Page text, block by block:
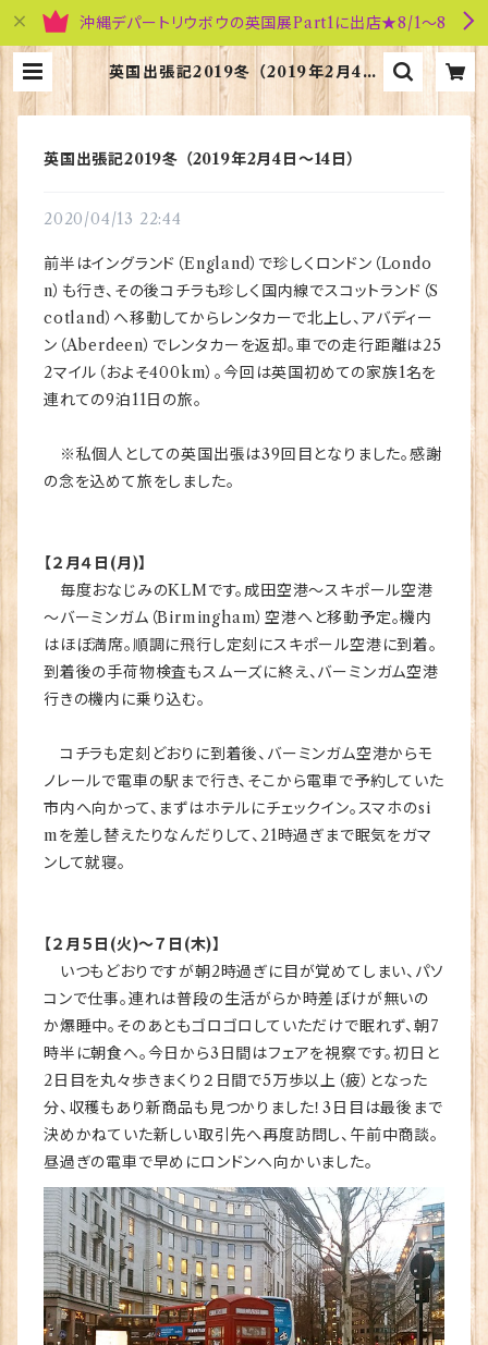
沖縄デパートリウボウの英国展Part1に出店★8/1～8
英国出張記2019冬 （2019年2月4日
～14日） | 英国雑貨専門店ブリティッ
シュ・ライフ
英国出張記2019冬 （2019年2月4日～14日）
2020/04/13 22:44
前半はイングランド（England）で珍しくロンドン（Londo
n）も行き、その後コチラも珍しく国内線でスコットランド（S
cotland）へ移動してからレンタカーで北上し、アバディー
ン（Aberdeen）でレンタカーを返却。車での走行距離は25
2マイル（およそ400km）。今回は英国初めての家族1名を
連れての9泊11日の旅。
※私個人としての英国出張は39回目となりました。感謝
の念を込めて旅をしました。
【２月４日(月)】
毎度おなじみのKLMです。成田空港～スキポール空港
～バーミンガム（Birmingham）空港へと移動予定。機内
はほぼ満席。順調に飛行し定刻にスキポール空港に到着。
到着後の手荷物検査もスムーズに終え、バーミンガム空港
行きの機内に乗り込む。
コチラも定刻どおりに到着後、バーミンガム空港からモ
ノレールで電車の駅まで行き、そこから電車で予約していた
市内へ向かって、まずはホテルにチェックイン。スマホのsi
mを差し替えたりなんだりして、21時過ぎまで眠気をガマ
ンして就寝。
【２月５日(火)～７日(木)】
いつもどおりですが朝2時過ぎに目が覚めてしまい、パソ
コンで仕事。連れは普段の生活がらか時差ぼけが無いの
か爆睡中。そのあともゴロゴロしていただけで眠れず、朝7
時半に朝食へ。今日から3日間はフェアを視察です。初日と
2日目を丸々歩きまくり２日間で5万歩以上（疲）となった
分、収穫もあり新商品も見つかりました！3日目は最後まで
決めかねていた新しい取引先へ再度訪問し、午前中商談。
昼過ぎの電車で早めにロンドンへ向かいました。